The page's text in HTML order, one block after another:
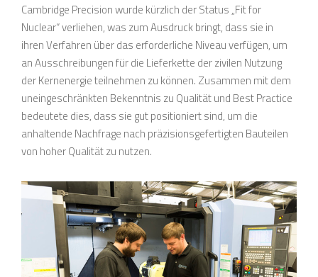
Cambridge Precision wurde kürzlich der Status „Fit for
Nuclear“ verliehen, was zum Ausdruck bringt, dass sie in
ihren Verfahren über das erforderliche Niveau verfügen, um
an Ausschreibungen für die Lieferkette der zivilen Nutzung
der Kernenergie teilnehmen zu können. Zusammen mit dem
uneingeschränkten Bekenntnis zu Qualität und Best Practice
bedeutete dies, dass sie gut positioniert sind, um die
anhaltende Nachfrage nach präzisionsgefertigten Bauteilen
von hoher Qualität zu nutzen.